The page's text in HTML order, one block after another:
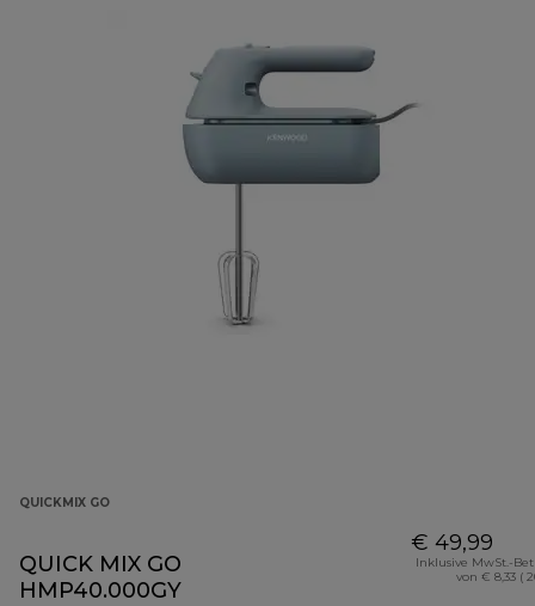
QUICKMIX GO
QUICK MIX GO
HMP40.000GY
€ 49,99
Inklusive MwSt.-
von € 8,33 (